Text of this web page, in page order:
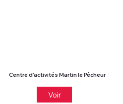
Centre d’activités Martin le Pêcheur
Voir